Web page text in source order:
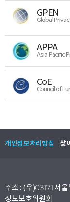
GPEN
Global
APPA
Asia Pacific
CoE
Council of
개인정보처리방침 찾
주소 : (우)03171 서
정보보호위원회